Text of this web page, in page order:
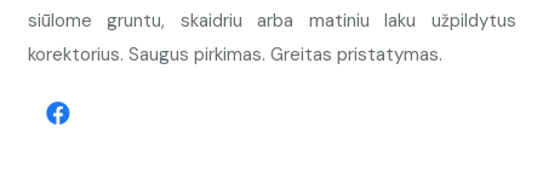
siūlome gruntu, skaidriu arba matiniu laku užpildytus
korektorius. Saugus pirkimas. Greitas pristatymas.